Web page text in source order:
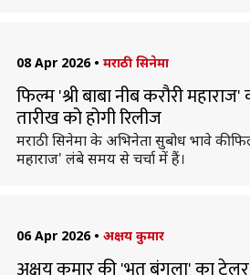
08 Apr 2026 • मराठी सिनेमा
फिल्म 'श्री बाबा नीब करौरी
तारीख को होगी रिलीज
मराठी सिनेमा के अभिनेता सुबोध भावे की
महाराज' लंबे समय से चर्चा में हैं।
06 Apr 2026 • अक्षय कुमार